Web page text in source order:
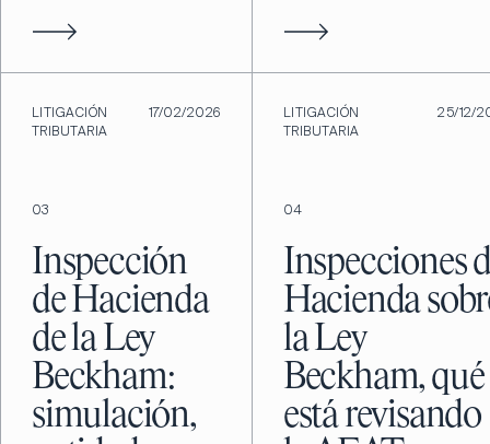
LITIGACIÓN
TRIBUTARIA
17/02/2026
03
Inspección
de Hacienda
de la Ley
Beckham:
simulación,
LITIGACIÓN
TRIBUTARIA
25/12/
04
Inspecciones
Hacienda
la Ley
Beckham, qué
está revisando